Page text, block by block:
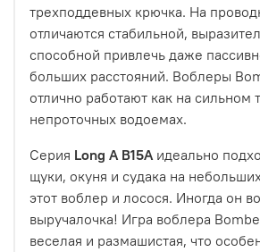
трехподдевных крючка. На
отличаются стабильной,
способной привлечь даже
больших расстояний. Воблеры
отлично работают как на сильном
непроточных водоемах.
Серия Long A B15A идеально
щуки, окуня и судака на
этот воблер и лосося. Иногда он
выручалочка! Игра воблера
веселая и размашистая, что